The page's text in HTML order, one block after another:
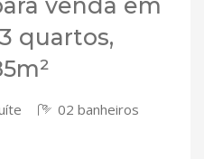
venda em
quartos,
02 banheiros